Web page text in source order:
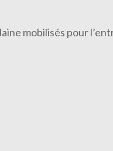
mobilisés pour